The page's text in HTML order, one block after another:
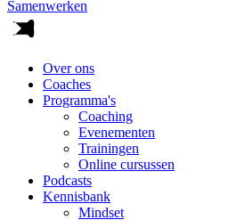
Samenwerken
Over ons
Coaches
Programma's
Coaching
Evenementen
Trainingen
Online cursussen
Podcasts
Kennisbank
Mindset